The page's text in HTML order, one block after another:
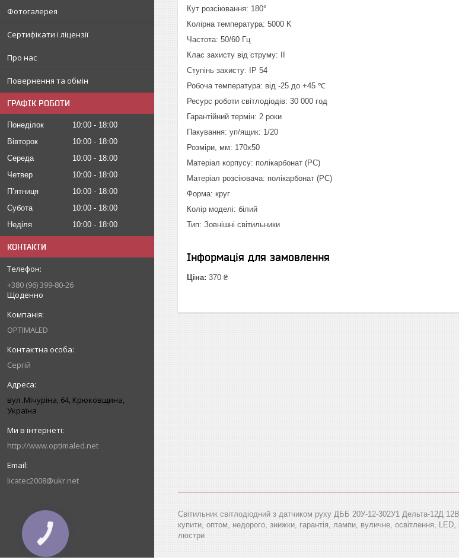
Фотогалерея
Сертифікати і ліцензії
Про нас
Повернення та обмін
ГРАФІК РОБОТИ
Понеділок 10:00
18:00
Вівторок
10:00
18:00
Середа
10:00
18:00
Четвер
10:00
18:00
Пʼятниця
10:00
18:00
Субота
10:00
18:00
Неділя
10:00 18:00
КОНТАКТИ
+380 (96) 399-80-26
Щоденно
OPTIMALED
Сергій
вул .Мічуріна, 64, Крюковщина,
Україна
http://www.optimaled.net
licatec2008@ukr.net
Кут розсіювання: 180°
Колірна температура: 5000 K
Частота: 50/60 Гц
Клас захисту від струму: ІІ
Ступінь захисту: ІР 54
Робоча температура: від -25 до +45 ℃
Ресурс роботи світлодіодів: 30 000 год
Гарантійний термін: 2 роки
Пакування: уп/ящик: 1/20
Розміри, мм: 170х50
Матеріал корпусу: полікарбонат (PC)
Матеріал розсіювача: полікарбонат (РС)
Форма: круг
Колір моделі: білий
Тип: Зовнішні світильники
Інформація для замовлення
Ціна: 370 ₴
Світильник світлодіодний з датчиком руху ДББ 20У-12-302У1 Дельта-12Д
купити, оптом, недорого, знижки, гарантія, лампи, вуличне, освітлення, LED,
люстри
КНОПКА
ЗВ'ЯЗКУ